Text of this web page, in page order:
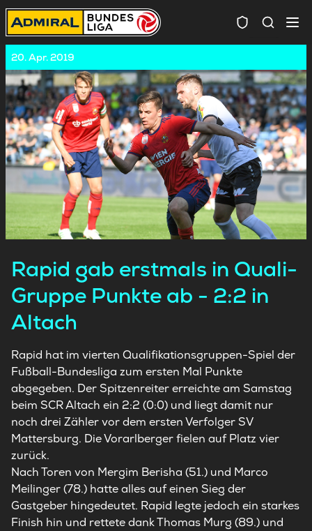
20. Apr. 2019
Rapid gab erstmals in Quali-
Gruppe Punkte ab - 2:2 in
Altach
Rapid hat im vierten Qualifikationsgruppen-Spiel der
Fußball-Bundesliga zum ersten Mal Punkte
abgegeben. Der Spitzenreiter erreichte am Samstag
beim SCR Altach ein 2:2 (0:0) und liegt damit nur
noch drei Zähler vor dem ersten Verfolger SV
Mattersburg. Die Vorarlberger fielen auf Platz vier
zurück.
Nach Toren von Mergim Berisha (51.) und Marco
Meilinger (78.) hatte alles auf einen Sieg der
Gastgeber hingedeutet. Rapid legte jedoch ein starkes
Finish hin und rettete dank Thomas Murg (89.) und